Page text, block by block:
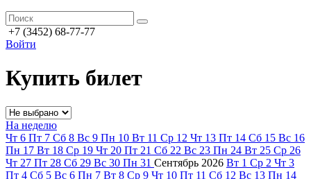
+7 (3452) 68-77-77
Войти
Купить билет
На неделю
Чт 6 Пт 7 Сб 8 Вс 9 Пн 10 Вт 11 Ср 12 Чт 13 Пт 14 Сб 15 Вс 16
Пн 17 Вт 18 Ср 19 Чт 20 Пт 21 Сб 22 Вс 23 Пн 24 Вт 25 Ср 26
Чт 27 Пт 28 Сб 29 Вс 30 Пн 31 Сентябрь 2026 Вт 1 Ср 2 Чт 3
Пт 4 Сб 5 Вс 6 Пн 7 Вт 8 Ср 9 Чт 10 Пт 11 Сб 12 Вс 13 Пн 14